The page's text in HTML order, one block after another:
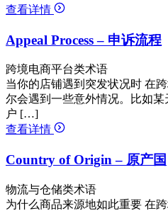
查看详情
Appeal Process – 申诉流程
跨境电商平台类术语
当你的店铺遇到突发状况时 在
尔会遇到一些意外情况。比如
户 […]
查看详情
Country of Origin – 原产国
物流与仓储类术语
为什么商品来源地如此重要 在